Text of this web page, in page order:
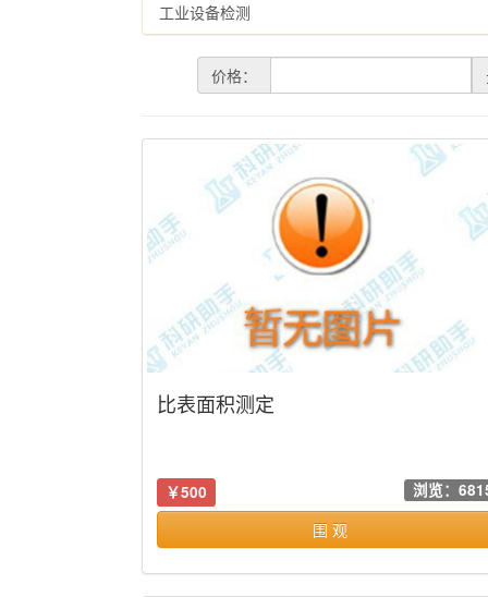
工业设备检测
价格：
比表面积测定
￥500 浏览：
围 观